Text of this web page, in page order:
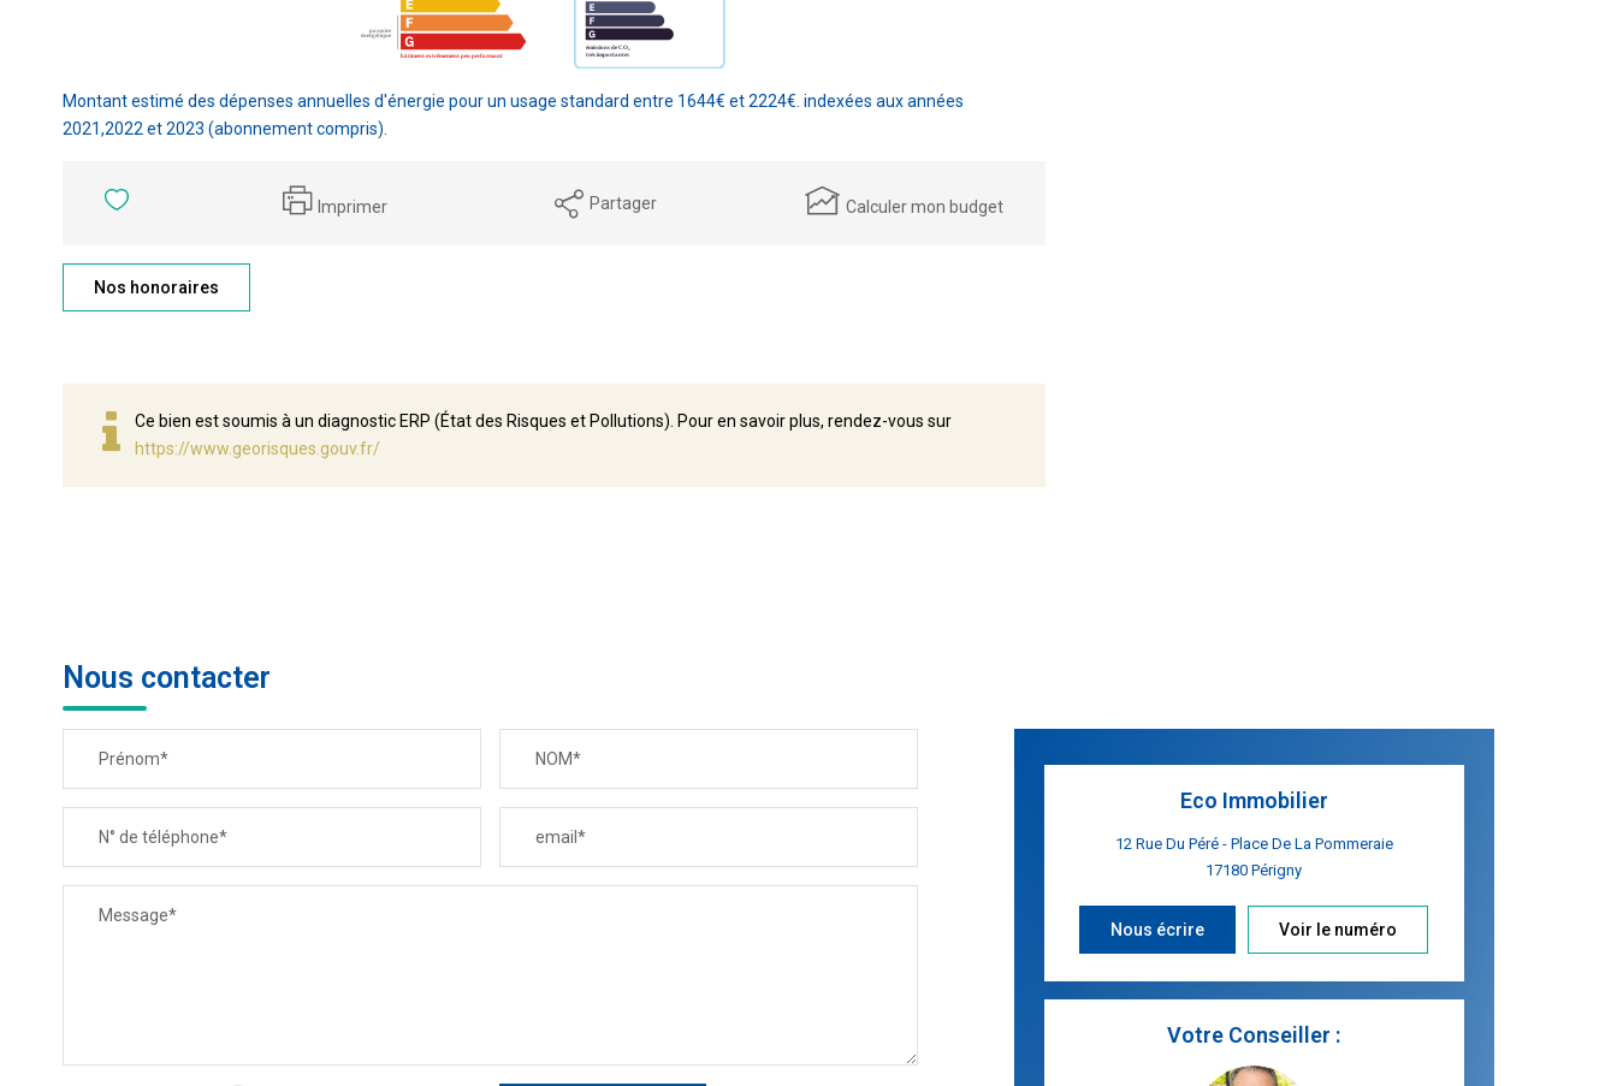
Montant estimé des dépenses annuelles d'énergie pour un usage standard entre 1644€ et 2224€. indexées aux années
2021,2022 et 2023 (abonnement compris).
Imprimer Partager Calculer mon budget
Nos honoraires
Ce bien est soumis à un diagnostic ERP (État des Risques et Pollutions). Pour en savoir plus, rendez-vous sur
https://www.georisques.gouv.fr/
Nous contacter
Prénom* NOM*
N° de téléphone* email*
Message*
Eco Immobilier
12 Rue Du Péré - Place De La Pommeraie
17180Périgny
Nous écrire Voir le numéro
Votre Conseiller :